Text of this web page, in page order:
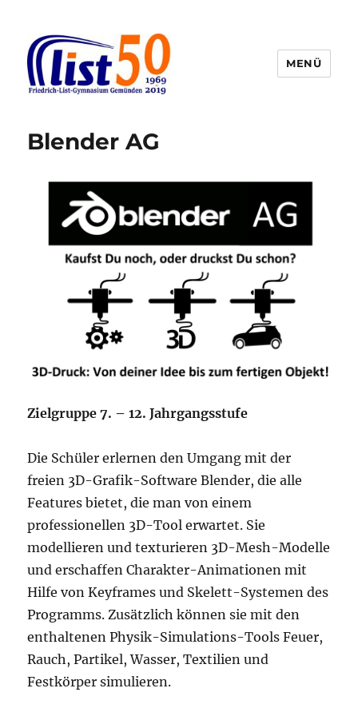
MENÜ
Blender AG
Zielgruppe 7. – 12. Jahrgangsstufe
Die Schüler erlernen den Umgang mit der
freien 3D-Grafik-Software Blender, die alle
Features bietet, die man von einem
professionellen 3D-Tool erwartet. Sie
modellieren und texturieren 3D-Mesh-Modelle
und erschaffen Charakter-Animationen mit
Hilfe von Keyframes und Skelett-Systemen des
Programms. Zusätzlich können sie mit den
enthaltenen Physik-Simulations-Tools Feuer,
Rauch, Partikel, Wasser, Textilien und
Festkörper simulieren.